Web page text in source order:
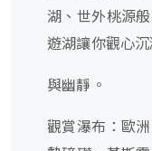
湖、世外桃源
遊湖讓你觀心
與幽靜。
觀賞瀑布：歐